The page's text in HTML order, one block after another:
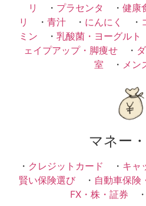
リ
・ プラセンタ ・ 健康
リ
・ 青汁 ・ にんにく ・
ミン ・ 乳酸菌・ヨーグルト
ェイプアップ・脚痩せ ・
室 ・ メン
マネー
・ クレジットカード ・ キャ
賢い保険選び ・ 自動車保険
FX・株・証券 ・